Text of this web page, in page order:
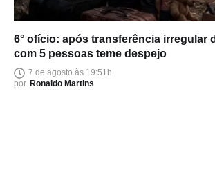
6° ofício: após transferência irregular
com 5 pessoas teme despejo
7 de agosto às 19:51h
por Ronaldo Martins